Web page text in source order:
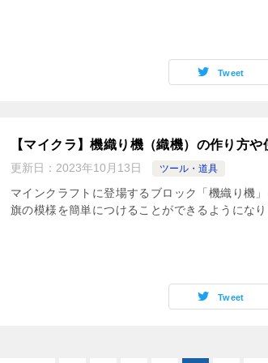
Tweet
【マイクラ】機織り機（織機）の作り方
更新日： 2023年10月13日 ツール・道具
マインクラフトに登場するブロック「機織り機
旗の模様を簡単につけることができるようになり
Tweet